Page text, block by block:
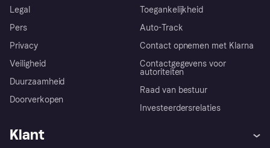
Legal
Pers
Privacy
Veiligheid
Duurzaamheid
Doorverkopen
Toegankelijkheid
Auto-Track
Contact opnemen met Klarna
Contactgegevens voor
autoriteiten
Raad van bestuur
Investeerdersrelaties
Klant